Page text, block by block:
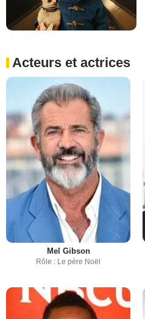
Acteurs et actrices
Mel Gibson
Rôle : Le père Noël